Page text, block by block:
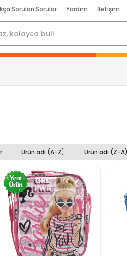
Sorulan Sorular Yardım İletişim
Ürün adı (A-Z) Ürün adı (Z-A)